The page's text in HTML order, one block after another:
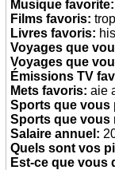
Musique favorite:
Films favoris: trop
Livres favoris:
Voyages que
Voyages que
Émissions TV
Mets favoris: aie
Sports que vous
Sports que vous
Salaire annuel:
Quels sont vos
Est-ce que vous